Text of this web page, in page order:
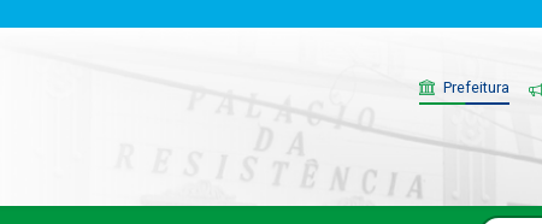
Prefeitura